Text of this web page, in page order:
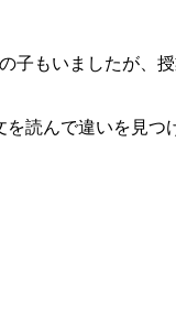
子もいましたが
読んで違いを見